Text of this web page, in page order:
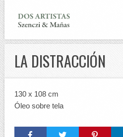
LA DISTRACCIÓN
130 x 108 cm
Óleo sobre tela